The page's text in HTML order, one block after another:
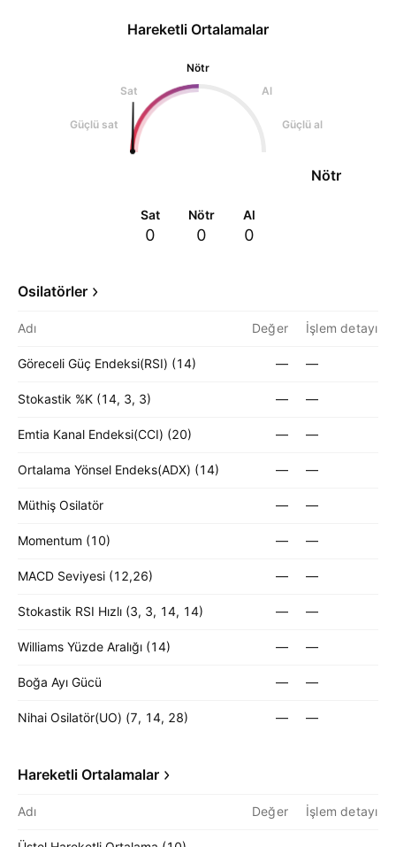
Hareketli Ortalamalar
Nötr
Sat
Al
Güçlü sat Güçlü al
Nötr
Sat
0
Nötr
0
Al
0
Osilatörler
Adı Değer İşlem detayı
Göreceli Güç Endeksi(RSI) (14) — —
Stokastik %K (14, 3, 3) — —
Emtia Kanal Endeksi(CCI) (20) — —
Ortalama Yönsel Endeks(ADX) (14) — —
Müthiş Osilatör — —
Momentum (10) — —
MACD Seviyesi (12,26) — —
Stokastik RSI Hızlı (3, 3, 14, 14) — —
Williams Yüzde Aralığı (14) — —
Boğa Ayı Gücü — —
Nihai Osilatör(UO) (7, 14, 28) — —
Hareketli Ortalamalar
Adı Değer İşlem detayı